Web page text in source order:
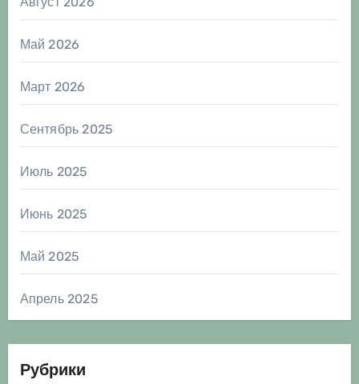
Май 2026
Март 2026
Сентябрь 2025
Июль 2025
Июнь 2025
Май 2025
Апрель 2025
Рубрики